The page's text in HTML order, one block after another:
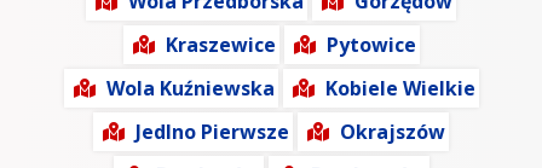
Kraszewice
Pytowice
Wola Kuźniewska
Kobiele Wielkie
Jedlno Pierwsze
Okrajszów